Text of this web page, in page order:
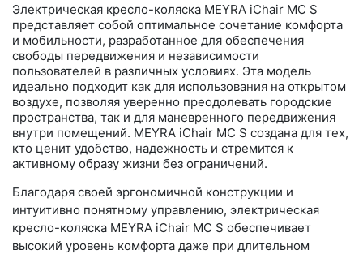
Электрическая кресло-коляска MEYRA iChair MC S
представляет собой оптимальное сочетание комфорта
и мобильности, разработанное для обеспечения
свободы передвижения и независимости
пользователей в различных условиях. Эта модель
идеально подходит как для использования на открытом
воздухе, позволяя уверенно преодолевать городские
пространства, так и для маневренного передвижения
внутри помещений. MEYRA iChair MC S создана для тех,
кто ценит удобство, надежность и стремится к
активному образу жизни без ограничений.
Благодаря своей эргономичной конструкции и
интуитивно понятному управлению, электрическая
кресло-коляска MEYRA iChair MC S обеспечивает
высокий уровень комфорта даже при длительном